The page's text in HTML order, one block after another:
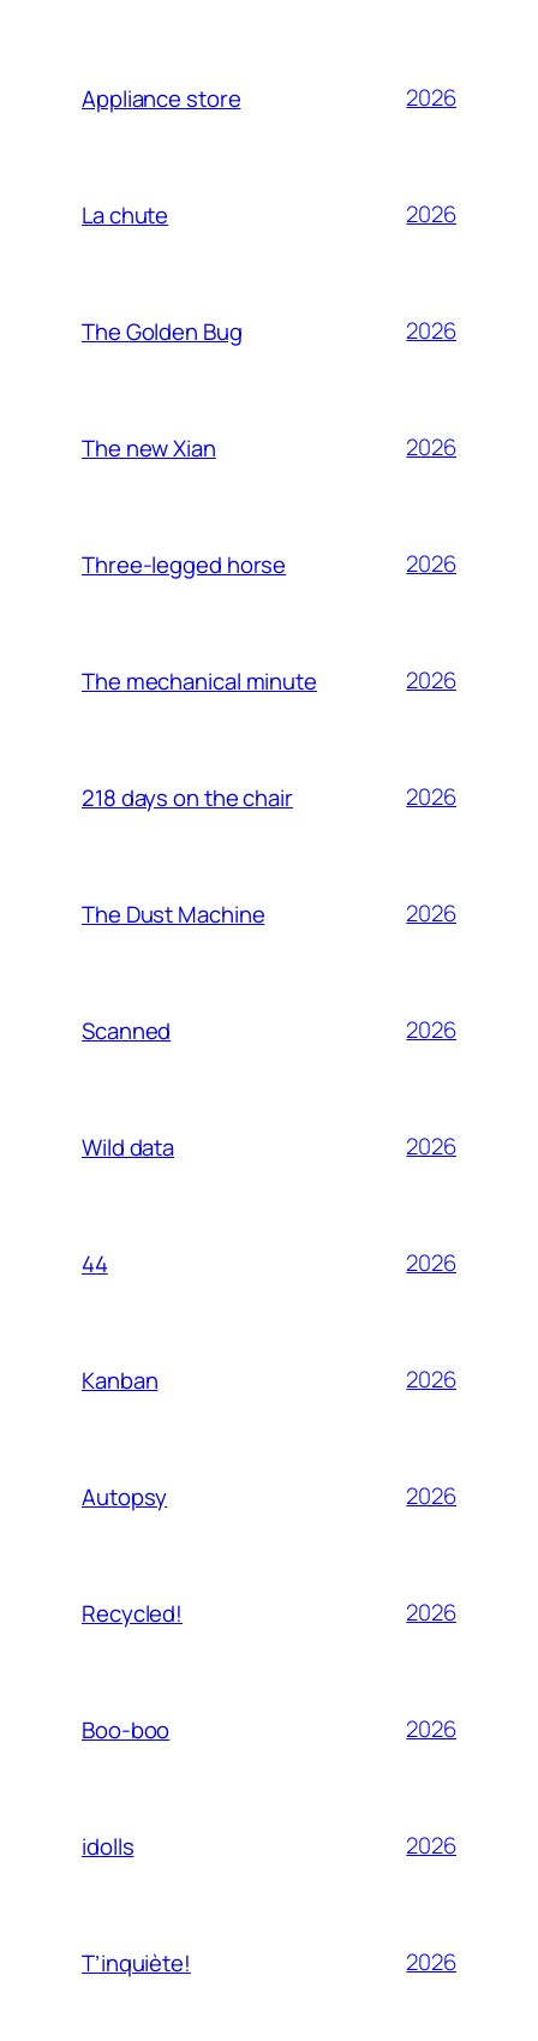
Appliance store 2026
La chute 2026
The Golden Bug 2026
The new Xian 2026
Three-legged horse 2026
The mechanical minute 2026
218 days on the chair 2026
The Dust Machine 2026
Scanned 2026
Wild data 2026
44 2026
Kanban 2026
Autopsy 2026
Recycled! 2026
Boo-boo 2026
idolls 2026
T’inquiète! 2026